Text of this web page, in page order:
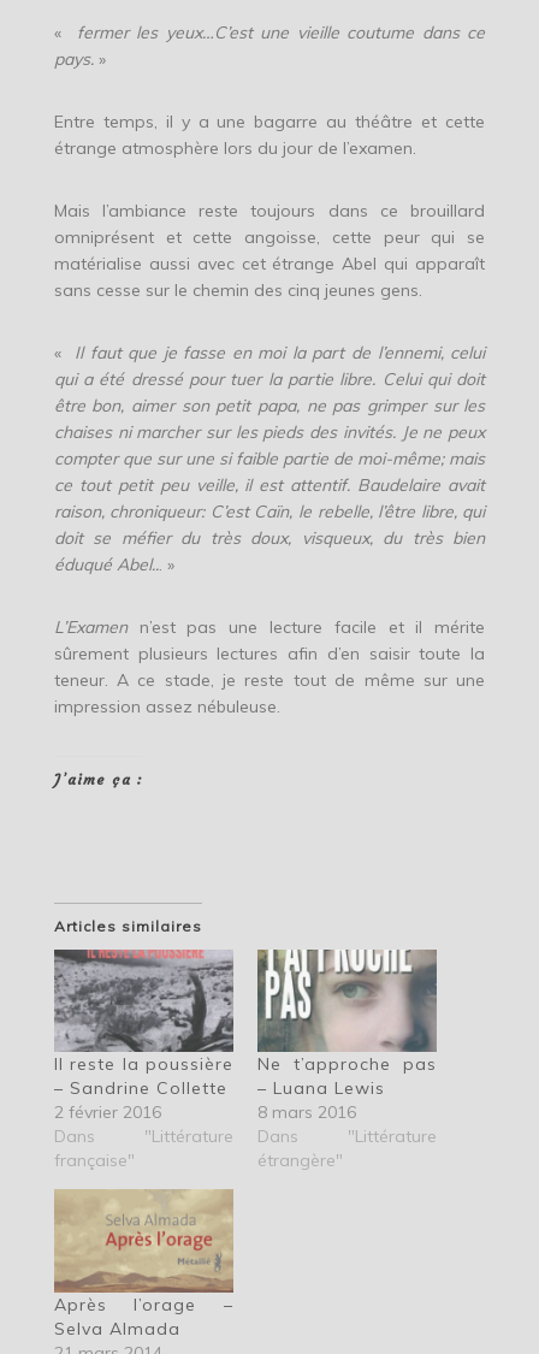
« fermer les yeux…C’est une vieille coutume dans ce
pays.»
Entre temps, il y a une bagarre au théâtre et cette
étrange atmosphère lors du jour de l’examen.
Mais l’ambiance reste toujours dans ce brouillard
omniprésent et cette angoisse, cette peur qui se
matérialise aussi avec cet étrange Abel qui apparaît
sans cesse sur le chemin des cinq jeunes gens.
« Il faut que je fasse en moi la part de l’ennemi, celui
qui a été dressé pour tuer la partie libre. Celui qui doit
être bon, aimer son petit papa, ne pas grimper sur les
chaises ni marcher sur les pieds des invités. Je ne peux
compter que sur une si faible partie de moi-même; mais
ce tout petit peu veille, il est attentif. Baudelaire avait
raison, chroniqueur: C’est Caïn, le rebelle, l’être libre, qui
doit se méfier du très doux, visqueux, du très bien
éduqué Abel... »
L’Examenn’est pas une lecture facile et il mérite
sûrement plusieurs lectures afin d’en saisir toute la
teneur. A ce stade, je reste tout de même sur une
impression assez nébuleuse.
J’aime ça :
Articles similaires
Il reste la poussière
– Sandrine Collette
2 février 2016
Dans "Littérature
française"
Ne t’approche pas
– Luana Lewis
8 mars 2016
Dans "Littérature
étrangère"
Après l’orage –
Selva Almada